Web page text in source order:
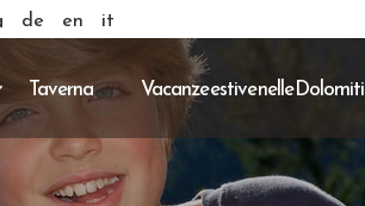
de en it
Taverna Vacanze estive nelle Dolomiti